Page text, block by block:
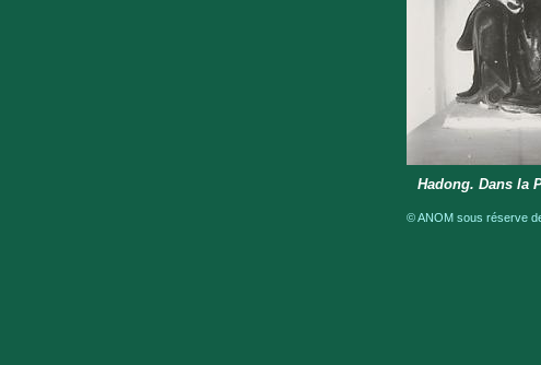
Hadong. Dans la
© ANOM sous réserve